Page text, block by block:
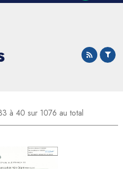
à 40 sur 1076 au total